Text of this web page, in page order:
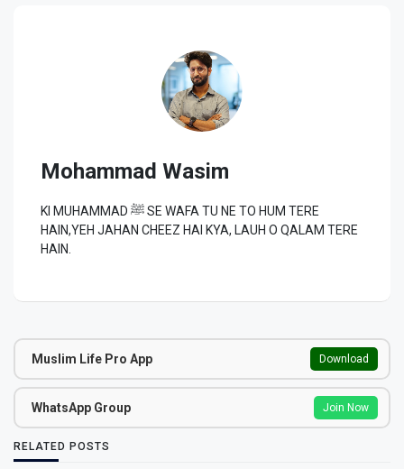
Mohammad Wasim
KI MUHAMMAD ﷺ SE WAFA TU NE TO HUM TERE
HAIN,YEH JAHAN CHEEZ HAI KYA, LAUH O QALAM TERE
HAIN.
Muslim Life Pro App Download
WhatsApp Group Join Now
RELATED POSTS